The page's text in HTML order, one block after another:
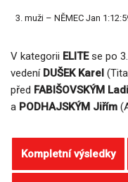
muži – NĚMEC Jan
V kategorii ELITEse po
vedení DUŠEK Karel
před FABIŠOVSKÝM
a PODHAJSKÝM Jiřím
Kompletní výsledky